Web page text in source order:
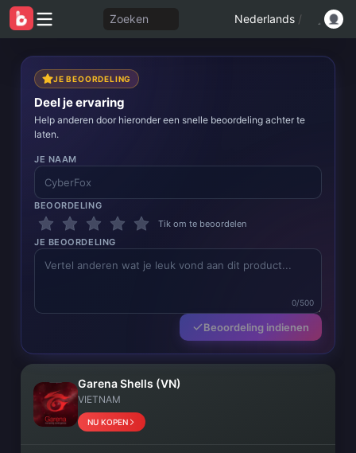
Zoeken Nederlands /
JE BEOORDELING
Deel je ervaring
Help anderen door hieronder een snelle beoordeling achter te
laten.
JE NAAM
BEOORDELING
Tik om te beoordelen
JE BEOORDELING
0/500
Beoordeling indienen
Garena Shells (VN)
VIETNAM
NU KOPEN